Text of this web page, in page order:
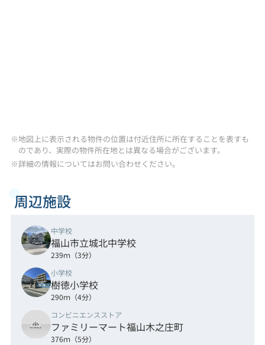
※地図上に表示される物件の位置は付近住所に所在することを表すも
のであり、実際の物件所在地とは異なる場合がございます。
※詳細の情報についてはお問い合わせください。
周辺施設
中学校
福山市立城北中学校
239ｍ（3分）
小学校
樹徳小学校
290ｍ（4分）
コンビニエンスストア
ファミリーマート福山木之庄町
376ｍ（5分）